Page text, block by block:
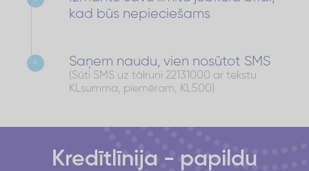
kad būs nepieciešams
4 Saņem naudu, vien nosūtot SMS
(Sūti SMS uz tālruni 22131000 ar tekstu
KLsumma, piemēram, KL500)
Kredītlīnija - papildu